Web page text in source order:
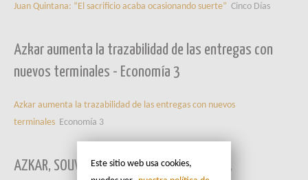
Juan Quintana: “El sacrificio acaba ocasionando suerte” Cinco Días
Azkar aumenta la trazabilidad de las entregas con
nuevos terminales - Economía 3
Azkar aumenta la trazabilidad de las entregas con nuevos
terminales Economía 3
AZKAR, SOUVENIR D´ECAJEUL Y DON BOSCO,
Este sitio web usa cookies,